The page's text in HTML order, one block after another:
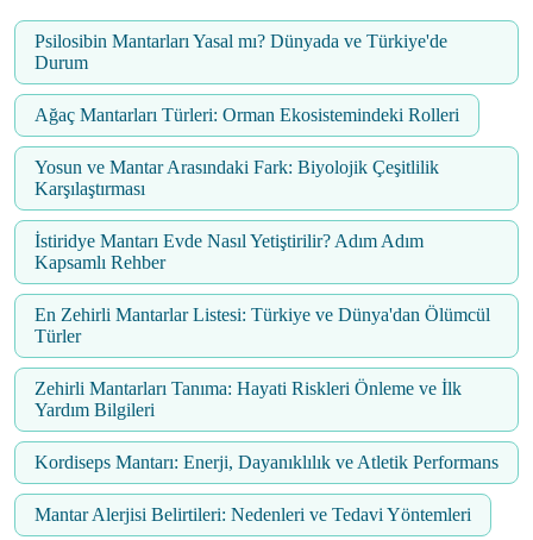
Psilosibin Mantarları Yasal mı? Dünyada ve Türkiye'de
Durum
Ağaç Mantarları Türleri: Orman Ekosistemindeki Rolleri
Yosun ve Mantar Arasındaki Fark: Biyolojik Çeşitlilik
Karşılaştırması
İstiridye Mantarı Evde Nasıl Yetiştirilir? Adım Adım
Kapsamlı Rehber
En Zehirli Mantarlar Listesi: Türkiye ve Dünya'dan Ölümcül
Türler
Zehirli Mantarları Tanıma: Hayati Riskleri Önleme ve İlk
Yardım Bilgileri
Kordiseps Mantarı: Enerji, Dayanıklılık ve Atletik Performans
Mantar Alerjisi Belirtileri: Nedenleri ve Tedavi Yöntemleri